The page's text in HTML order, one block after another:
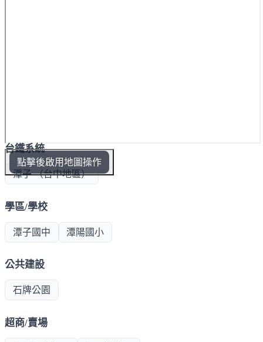
點擊後啟用地圖操作
台鐵系統
潭子 （台中地區）
學區/學校
潭子國中 潭陽國小
公共建設
石牌公園
超商/賣場